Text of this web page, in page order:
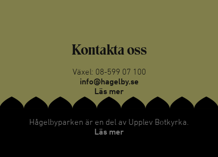
Kontakta oss
Växel: 08-599 07 100
info@hagelby.se
Läs mer
Hågelbyparken är en del av Upplev Botkyrka.
Läs mer